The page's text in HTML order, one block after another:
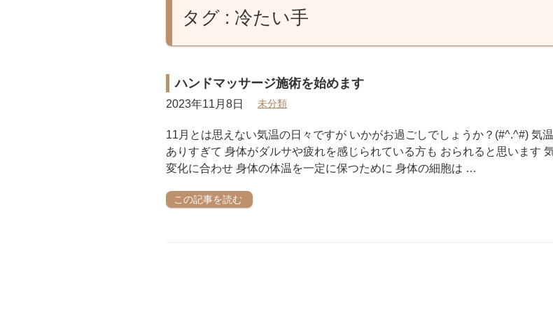
タグ : 冷たい手
ハンドマッサージ施術を始めます
2023年11月8日 未分類
11月とは思えない気温の日々ですが いかがお過ごしでしょうか？(#^.^#) 気
ありすぎて 身体がダルサや疲れを感じられている方も おられると思います
変化に合わせ 身体の体温を一定に保つために 身体の細胞は …
この記事を読む